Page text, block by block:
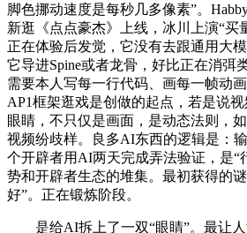
脚色挪动速度是每秒几多像素”。
新逛《点点豪杰》上线，冰川上演“买
正在体验后发觉，它没有去跟通用大
它导进Spine或者龙骨，好比正在消弭
需要本人写每一行代码、画每一帧动
AP1框架逛戏是创做的起点，若是说
眼睛，不只仅是画面，是动态法则，
视频纷歧样。良多AI东西的逻辑是：
个开辟者用AI两天完成弄法验证，是“
势和开辟者生态的堆集。最初获得的
好”。正在锻炼阶段。
是给AI拆上了一双“眼睛”。最让人